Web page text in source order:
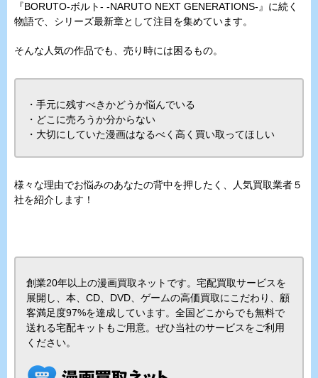
『BORUTO-ボルト- -NARUTO NEXT GENERATIONS-』に続く
物語で、シリーズ最新章として注目を集めています。
そんな人気の作品でも、売り時には困るもの。
・手元に残すべきかどうか悩んでいる
・どこに売ろうか分からない
・大切にしていた漫画はなるべく高く買い取ってほしい
様々な理由でお悩みのあなたの背中を押したく、人気買取業者５
社を紹介します！
創業20年以上の漫画買取ネットです。宅配買取サービスを
展開し、本、CD、DVD、ゲームの高価買取にこだわり、顧
客満足度97%を達成しています。全国どこからでも無料で
送れる宅配キットもご用意。ぜひ当社のサービスをご利用
ください。